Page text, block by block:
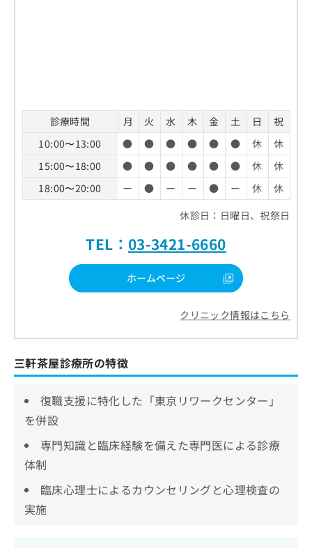
診療時間 月 火 水 木 金 土 日
祝
10:00〜13:00
● ● ● ● ● ● 休
休
15:00〜18:00
● ● ● ● ● ● 休
休
18:00〜20:00
ー ● ー ー ● ー 休
休
休診日：日曜日、祝祭日
TEL： 03-3421-6660
ホームページ
クリニック情報はこちら
三軒茶屋診療所の特徴
復職支援に特化した「東京リワークセンター」
を併設
専門知識と臨床経験を備えた専門医による診療
体制
臨床心理士によるカウンセリングと心理検査の
実施